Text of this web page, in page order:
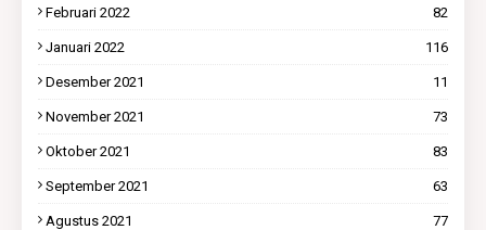
Februari 2022 82
Januari 2022 116
Desember 2021 11
November 2021 73
Oktober 2021 83
September 2021 63
Agustus 2021 77